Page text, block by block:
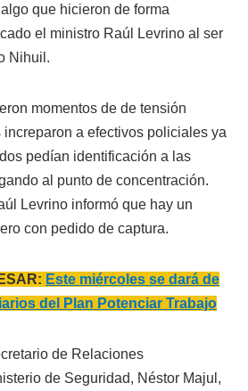
que hicieron de forma
el ministro Raúl Levrino al ser
Nihuil.
momentos de de tensión
a efectivos policiales ya
pedían identificación a las
al punto de concentración.
Levrino informó que hay un
con pedido de captura.
Este miércoles se dará de
del Plan Potenciar Trabajo
de Relaciones
de Seguridad, Néstor Majul,